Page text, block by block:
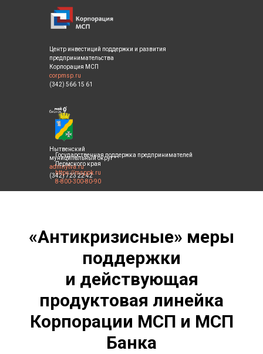
Центр инвестиций поддержки и развития
предпринимательства
Корпорация МСП
corpmsp.ru
(342) 566 15 61
Нытвенский
муниципальный округ
admnytva.ru
(342) 723 22 42
Государственная поддержка предпринимателей
Пермского края
https://msppk.ru
8-800-300-80-90
«Антикризисные» меры
поддержки
и действующая
продуктовая линейка
Корпорации МСП и МСП
Банка